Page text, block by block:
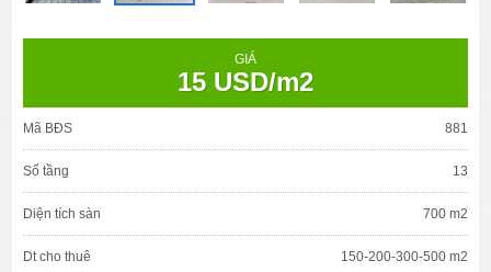
GIÁ
15 USD/m2
Mã BĐS 881
Số tầng 13
Diện tích sàn 700 m2
Dt cho thuê 150-200-300-500 m2